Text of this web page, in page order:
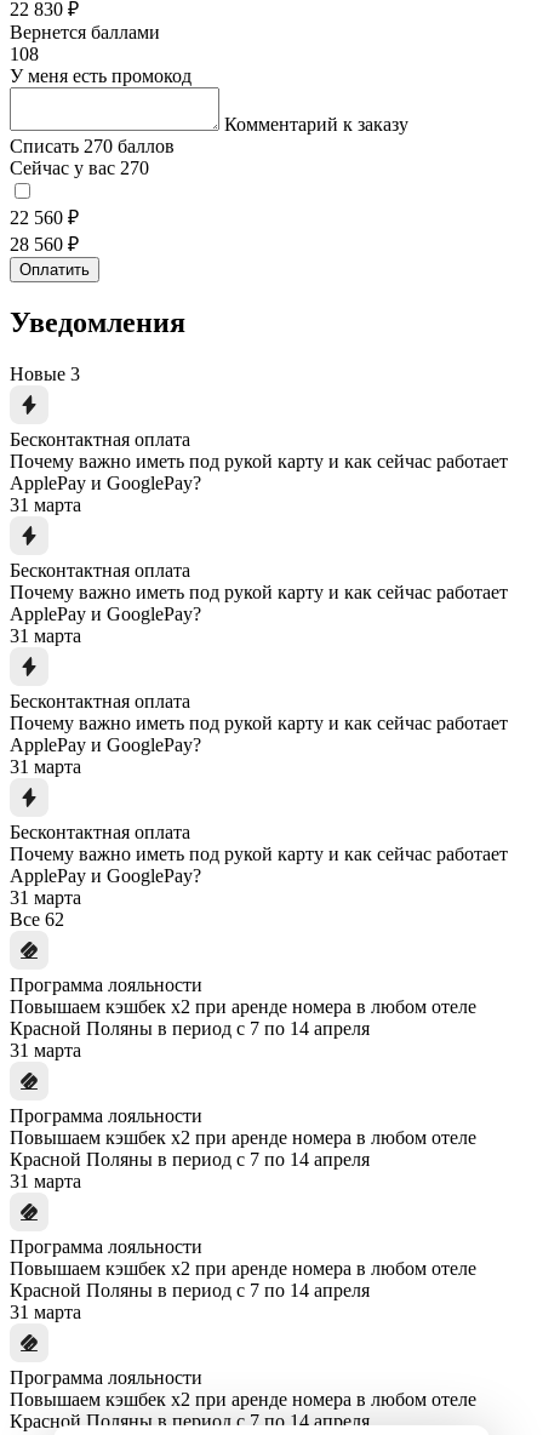
22 830 ₽
Вернется баллами
108
У меня есть промокод
Комментарий к заказу
Списать 270 баллов
Сейчас у вас 270
22 560 ₽
28 560 ₽
Оплатить
Уведомления
Новые 3
Бесконтактная оплата
Почему важно иметь под рукой карту и как сейчас работает
ApplePay и GooglePay?
31 марта
Бесконтактная оплата
Почему важно иметь под рукой карту и как сейчас работает
ApplePay и GooglePay?
31 марта
Бесконтактная оплата
Почему важно иметь под рукой карту и как сейчас работает
ApplePay и GooglePay?
31 марта
Бесконтактная оплата
Почему важно иметь под рукой карту и как сейчас работает
ApplePay и GooglePay?
31 марта
Все 62
Программа лояльности
Повышаем кэшбек x2 при аренде номера в любом отеле
Красной Поляны в период с 7 по 14 апреля
31 марта
Программа лояльности
Повышаем кэшбек x2 при аренде номера в любом отеле
Красной Поляны в период с 7 по 14 апреля
31 марта
Программа лояльности
Повышаем кэшбек x2 при аренде номера в любом отеле
Красной Поляны в период с 7 по 14 апреля
31 марта
Программа лояльности
Повышаем кэшбек x2 при аренде номера в любом отеле
Красной Поляны в период с 7 по 14 апреля